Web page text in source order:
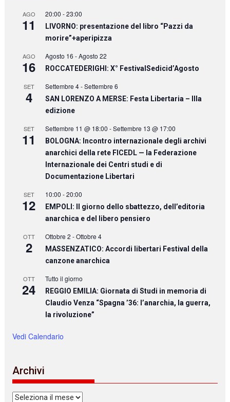
AGO
11
20:00 -23:00
LIVORNO: presentazione del libro “Pazzi da
morire”+aperipizza
AGO
16
Agosto 16 -Agosto 22
ROCCATEDERIGHI: X° FestivalSedicid’Agosto
SET
4
Settembre 4-Settembre 6
SAN LORENZO A MERSE: Festa Libertaria – IIIa
edizione
SET
11
Settembre 11 @ 18:00 -Settembre 13 @ 17:00
BOLOGNA: Incontro internazionale degli archivi
anarchici della rete FICEDL — la Federazione
Internazionale dei Centri studi e di
Documentazione Libertari
SET
12
10:00 -20:00
EMPOLI: Il giorno dello sbattezzo, dell’editoria
anarchica e del libero pensiero
OTT
2
Ottobre 2 -Ottobre 4
MASSENZATICO: Accordi libertari Festival della
canzone anarchica
OTT
24
Tutto il giorno
REGGIO EMILIA: Giornata di Studi in memoria di
Claudio Venza “Spagna ’36: l’anarchia, la guerra,
la rivoluzione”
Vedi Calendario
Archivi
Archivi